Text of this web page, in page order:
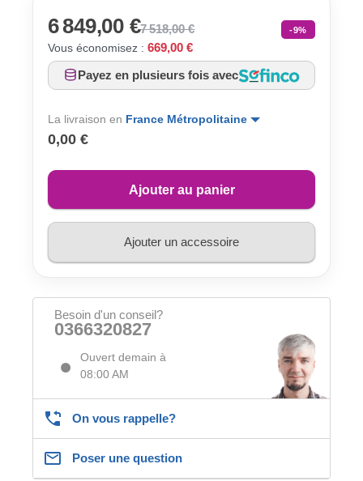
6 849,00 €7 518,00 € -9%
Vous économisez : 669,00 €
Payez en plusieurs fois avec
La livraison en France Métropolitaine
0,00 €
Ajouter au panier
Ajouter un accessoire
Besoin d'un conseil?
0366320827
Ouvert demain à
08:00 AM
On vous rappelle?
Poser une question